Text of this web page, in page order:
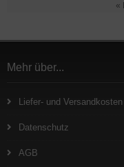
«
Mehr über...
Liefer- und Versandkosten
Datenschutz
AGB